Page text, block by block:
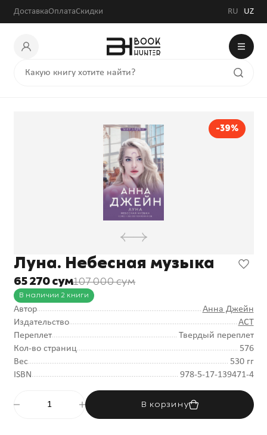
ДоставкаОплатаСкидки RU UZ
-39%
Луна. Небесная музыка
65 270 сум107 000 сум
В наличии 2 книги
Автор
Анна Джейн
Издательство
АСТ
Переплет
Твердый переплет
Кол-во страниц
576
Вес
530 гг
ISBN
978-5-17-139471-4
В корзину